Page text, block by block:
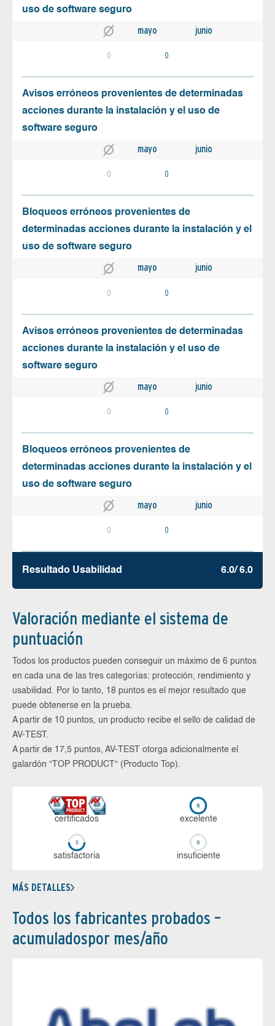
uso de software seguro
mayo junio
0 0
Avisos erróneos provenientes de determinadas
acciones durante la instalación y el uso de
software seguro
mayo junio
0 0
Bloqueos erróneos provenientes de
determinadas acciones durante la instalación y el
uso de software seguro
mayo junio
0 0
Avisos erróneos provenientes de determinadas
acciones durante la instalación y el uso de
software seguro
mayo junio
0 0
Bloqueos erróneos provenientes de
determinadas acciones durante la instalación y el
uso de software seguro
mayo junio
0 0
Resultado Usabilidad 6.0/ 6.0
Valoración mediante el sistema de
puntuación
Todos los productos pueden conseguir un máximo de 6 puntos
en cada una de las tres categorías: protección, rendimiento y
usabilidad. Por lo tanto, 18 puntos es el mejor resultado que
puede obtenerse en la prueba.
A partir de 10 puntos, un producto recibe el sello de calidad de
AV-TEST.
A partir de 17,5 puntos, AV-TEST otorga adicionalmente el
galardón “TOP PRODUCT“ (Producto Top).
certi­ficados ex­ce­len­te
sa­tis­fac­to­ria in­su­fi­cien­te
MÁS DETALLES
Todos los fabricantes probados –
acumuladospor mes/año